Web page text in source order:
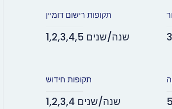
תקופות רישום דומיין
1,2,3,4,5 שנה/שנים
תקופות חידוש
1,2,3,4 שנה/שנים